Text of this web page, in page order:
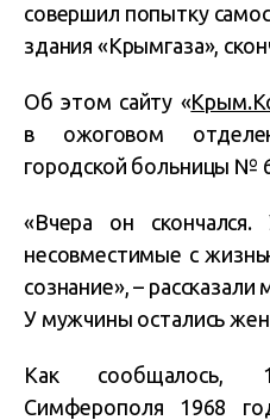
совершил попытку
здания «Крымгаза»,
Об этом сайту «
в ожоговом
городской больницы №
«Вчера он
несовместимые с
сознание», – рассказали
У мужчины остались
Как сообщалось,
Симферополя 1968